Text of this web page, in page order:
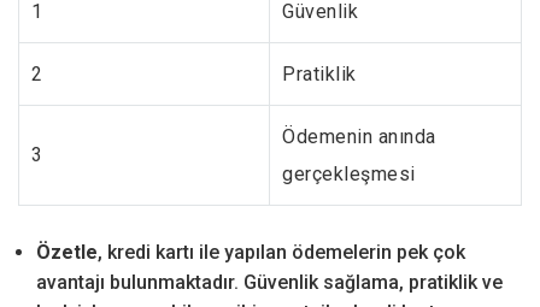
1 Güvenlik
2 Pratiklik
3
Ödemenin anında
gerçekleşmesi
Özetle, kredi kartı ile yapılan ödemelerin pek çok
avantajı bulunmaktadır. Güvenlik sağlama, pratiklik ve